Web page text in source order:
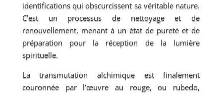
identifications qui obscurcissent sa véritable nature.
C’est un processus de nettoyage et de
renouvellement, menant à un état de pureté et de
préparation pour la réception de la lumière
spirituelle.
La transmutation alchimique est finalement
couronnée par l’œuvre au rouge, ou rubedo,